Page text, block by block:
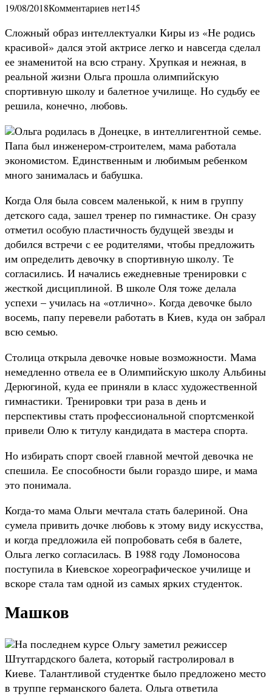
19/08/2018Комментариев нет145
Сложный образ интеллектуалки Киры из «Не родись
красивой» дался этой актрисе легко и навсегда сделал
ее знаменитой на всю страну. Хрупкая и нежная, в
реальной жизни Ольга прошла олимпийскую
спортивную школу и балетное училище. Но судьбу ее
решила, конечно, любовь.
Ольга родилась в Донецке, в интеллигентной семье.
Папа был инженером-строителем, мама работала
экономистом. Единственным и любимым ребенком
много занималась и бабушка.
Когда Оля была совсем маленькой, к ним в группу
детского сада, зашел тренер по гимнастике. Он сразу
отметил особую пластичность будущей звезды и
добился встречи с ее родителями, чтобы предложить
им определить девочку в спортивную школу. Те
согласились. И начались ежедневные тренировки с
жесткой дисциплиной. В школе Оля тоже делала
успехи – училась на «отлично». Когда девочке было
восемь, папу перевели работать в Киев, куда он забрал
всю семью.
Столица открыла девочке новые возможности. Мама
немедленно отвела ее в Олимпийскую школу Альбины
Дерюгиной, куда ее приняли в класс художественной
гимнастики. Тренировки три раза в день и
перспективы стать профессиональной спортсменкой
привели Олю к титулу кандидата в мастера спорта.
Но избирать спорт своей главной мечтой девочка не
спешила. Ее способности были гораздо шире, и мама
это понимала.
Когда-то мама Ольги мечтала стать балериной. Она
сумела привить дочке любовь к этому виду искусства,
и когда предложила ей попробовать себя в балете,
Ольга легко согласилась. В 1988 году Ломоносова
поступила в Киевское хореографическое училище и
вскоре стала там одной из самых ярких студенток.
Машков
На последнем курсе Ольгу заметил режиссер
Штутгардского балета, который гастролировал в
Киеве. Талантливой студентке было предложено место
в труппе германского балета. Ольга ответила